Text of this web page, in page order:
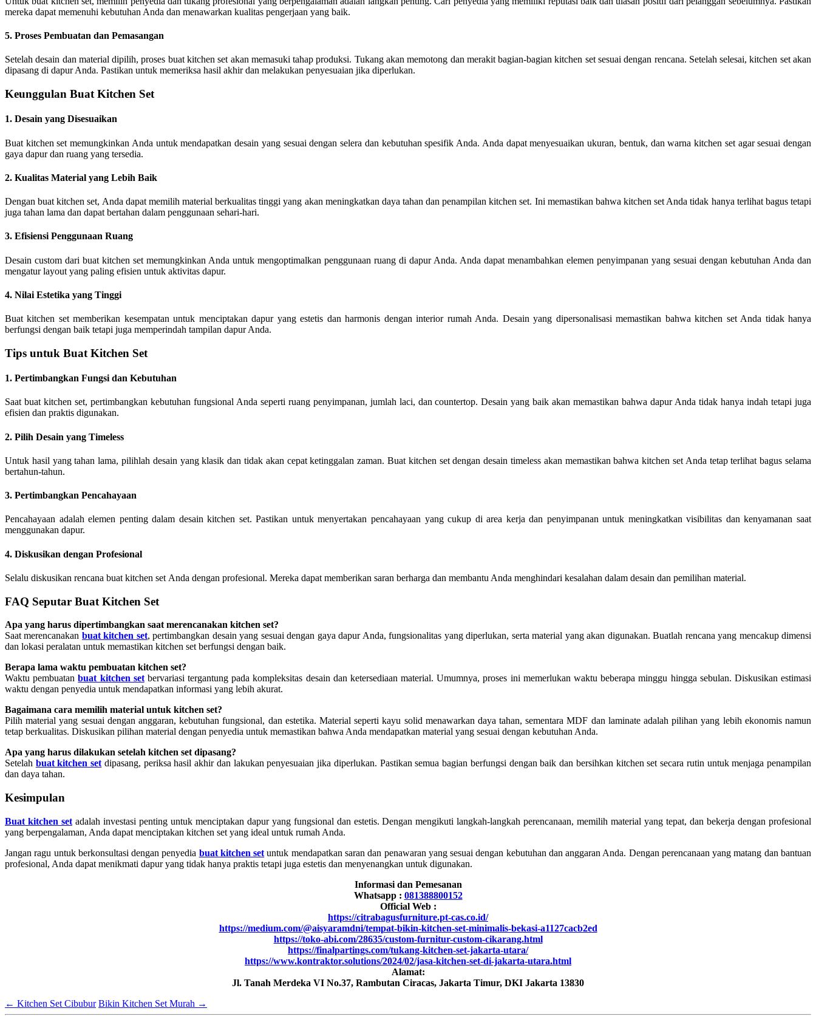
mereka dapat memenuhi kebutuhan Anda dan menawarkan kualitas pengerjaan yang baik.
5. Proses Pembuatan dan Pemasangan
Setelah desain dan material dipilih, proses buat kitchen set akan memasuki tahap produksi. Tukang akan memotong dan merakit bagian-bagian kitchen set sesuai dengan rencana. Setelah selesai, kitchen set akan
dipasang di dapur Anda. Pastikan untuk memeriksa hasil akhir dan melakukan penyesuaian jika diperlukan.
Keunggulan Buat Kitchen Set
1. Desain yang Disesuaikan
Buat kitchen set memungkinkan Anda untuk mendapatkan desain yang sesuai dengan selera dan kebutuhan spesifik Anda. Anda dapat menyesuaikan ukuran, bentuk, dan warna kitchen set agar sesuai dengan
gaya dapur dan ruang yang tersedia.
2. Kualitas Material yang Lebih Baik
Dengan buat kitchen set, Anda dapat memilih material berkualitas tinggi yang akan meningkatkan daya tahan dan penampilan kitchen set. Ini memastikan bahwa kitchen set Anda tidak hanya terlihat bagus tetapi
juga tahan lama dan dapat bertahan dalam penggunaan sehari-hari.
3. Efisiensi Penggunaan Ruang
Desain custom dari buat kitchen set memungkinkan Anda untuk mengoptimalkan penggunaan ruang di dapur Anda. Anda dapat menambahkan elemen penyimpanan yang sesuai dengan kebutuhan Anda dan
mengatur layout yang paling efisien untuk aktivitas dapur.
4. Nilai Estetika yang Tinggi
Buat kitchen set memberikan kesempatan untuk menciptakan dapur yang estetis dan harmonis dengan interior rumah Anda. Desain yang dipersonalisasi memastikan bahwa kitchen set Anda tidak hanya
berfungsi dengan baik tetapi juga memperindah tampilan dapur Anda.
Tips untuk Buat Kitchen Set
1. Pertimbangkan Fungsi dan Kebutuhan
Saat buat kitchen set, pertimbangkan kebutuhan fungsional Anda seperti ruang penyimpanan, jumlah laci, dan countertop. Desain yang baik akan memastikan bahwa dapur Anda tidak hanya indah tetapi juga
efisien dan praktis digunakan.
2. Pilih Desain yang Timeless
Untuk hasil yang tahan lama, pilihlah desain yang klasik dan tidak akan cepat ketinggalan zaman. Buat kitchen set dengan desain timeless akan memastikan bahwa kitchen set Anda tetap terlihat bagus selama
bertahun-tahun.
3. Pertimbangkan Pencahayaan
Pencahayaan adalah elemen penting dalam desain kitchen set. Pastikan untuk menyertakan pencahayaan yang cukup di area kerja dan penyimpanan untuk meningkatkan visibilitas dan kenyamanan saat
menggunakan dapur.
4. Diskusikan dengan Profesional
Selalu diskusikan rencana buat kitchen set Anda dengan profesional. Mereka dapat memberikan saran berharga dan membantu Anda menghindari kesalahan dalam desain dan pemilihan material.
FAQ Seputar Buat Kitchen Set
Apa yang harus dipertimbangkan saat merencanakan kitchen set?
Saat merencanakan buat kitchen set, pertimbangkan desain yang sesuai dengan gaya dapur Anda, fungsionalitas yang diperlukan, serta material yang akan digunakan. Buatlah rencana yang mencakup dimensi
dan lokasi peralatan untuk memastikan kitchen set berfungsi dengan baik.
Berapa lama waktu pembuatan kitchen set?
Waktu pembuatanbuat kitchen setbervariasi tergantung pada kompleksitas desain dan ketersediaan material. Umumnya, proses ini memerlukan waktu beberapa minggu hingga sebulan. Diskusikan estimasi
waktu dengan penyedia untuk mendapatkan informasi yang lebih akurat.
Bagaimana cara memilih material untuk kitchen set?
Pilih material yang sesuai dengan anggaran, kebutuhan fungsional, dan estetika. Material seperti kayu solid menawarkan daya tahan, sementara MDF dan laminate adalah pilihan yang lebih ekonomis namun
tetap berkualitas. Diskusikan pilihan material dengan penyedia untuk memastikan bahwa Anda mendapatkan material yang sesuai dengan kebutuhan Anda.
Apa yang harus dilakukan setelah kitchen set dipasang?
Setelah buat kitchen setdipasang, periksa hasil akhir dan lakukan penyesuaian jika diperlukan. Pastikan semua bagian berfungsi dengan baik dan bersihkan kitchen set secara rutin untuk menjaga penampilan
dan daya tahan.
Kesimpulan
Buat kitchen setadalah investasi penting untuk menciptakan dapur yang fungsional dan estetis. Dengan mengikuti langkah-langkah perencanaan, memilih material yang tepat, dan bekerja dengan profesional
yang berpengalaman, Anda dapat menciptakan kitchen set yang ideal untuk rumah Anda.
Jangan ragu untuk berkonsultasi dengan penyedia buat kitchen set untuk mendapatkan saran dan penawaran yang sesuai dengan kebutuhan dan anggaran Anda. Dengan perencanaan yang matang dan bantuan
profesional, Anda dapat menikmati dapur yang tidak hanya praktis tetapi juga estetis dan menyenangkan untuk digunakan.
Informasi dan Pemesanan
Whatsapp : 081388800152
Official Web :
https://citrabagusfurniture.pt-cas.co.id/
https://medium.com/@aisyaramdni/tempat-bikin-kitchen-set-minimalis-bekasi-a1127cacb2ed
https://toko-abi.com/28635/custom-furnitur-custom-cikarang.html
https://finalpartings.com/tukang-kitchen-set-jakarta-utara/
https://www.kontraktor.solutions/2024/02/jasa-kitchen-set-di-jakarta-utara.html
Alamat:
Jl. Tanah Merdeka VI No.37, Rambutan Ciracas, Jakarta Timur, DKI Jakarta 13830
← Kitchen Set Cibubur Bikin Kitchen Set Murah →